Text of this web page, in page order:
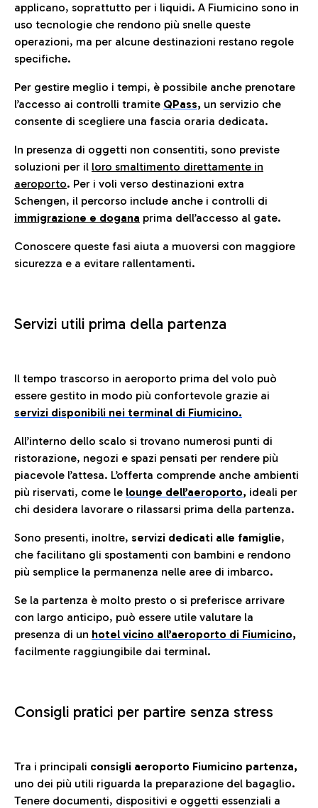
applicano, soprattutto per i liquidi. A Fiumicino sono in
uso tecnologie che rendono più snelle queste
operazioni, ma per alcune destinazioni restano regole
specifiche.
Per gestire meglio i tempi, è possibile anche prenotare
l’accesso ai controlli tramite QPass, un servizio che
consente di scegliere una fascia oraria dedicata.
In presenza di oggetti non consentiti, sono previste
soluzioni per il loro smaltimento direttamente in
aeroporto. Per i voli verso destinazioni extra
Schengen, il percorso include anche i controlli di
immigrazione e dogana prima dell’accesso al gate.
Conoscere queste fasi aiuta a muoversi con maggiore
sicurezza e a evitare rallentamenti.
Servizi utili prima della partenza
Il tempo trascorso in aeroporto prima del volo può
essere gestito in modo più confortevole grazie ai
servizi disponibili nei terminal di Fiumicino.
All’interno dello scalo si trovano numerosi punti di
ristorazione, negozi e spazi pensati per rendere più
piacevole l’attesa. L’offerta comprende anche ambienti
più riservati, come le lounge dell’aeroporto, ideali per
chi desidera lavorare o rilassarsi prima della partenza.
Sono presenti, inoltre, servizi dedicati alle famiglie,
che facilitano gli spostamenti con bambini e rendono
più semplice la permanenza nelle aree di imbarco.
Se la partenza è molto presto o si preferisce arrivare
con largo anticipo, può essere utile valutare la
presenza di un hotel vicino all’aeroporto di Fiumicino,
facilmente raggiungibile dai terminal.
Consigli pratici per partire senza stress
Tra i principali consigli aeroporto Fiumicino partenza,
uno dei più utili riguarda la preparazione del bagaglio.
Tenere documenti, dispositivi e oggetti essenziali a